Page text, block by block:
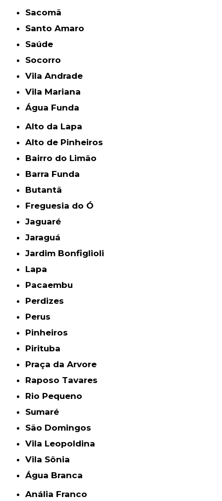
Sacomã
Santo Amaro
Saúde
Socorro
Vila Andrade
Vila Mariana
Água Funda
Alto da Lapa
Alto de Pinheiros
Bairro do Limão
Barra Funda
Butantã
Freguesia do Ó
Jaguaré
Jaraguá
Jardim Bonfiglioli
Lapa
Pacaembu
Perdizes
Perus
Pinheiros
Pirituba
Praça da Arvore
Raposo Tavares
Rio Pequeno
Sumaré
São Domingos
Vila Leopoldina
Vila Sônia
Água Branca
Anália Franco